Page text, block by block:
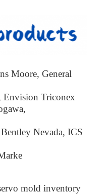
Moore, General
Triconex
Nevada, ICS
mold inventory